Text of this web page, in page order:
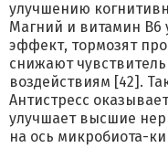
улучшению
Магний и витамин В6
эффект, тормозят
снижают
воздействиям [42].
Антистресс
улучшает высшие
на ось микробиота-